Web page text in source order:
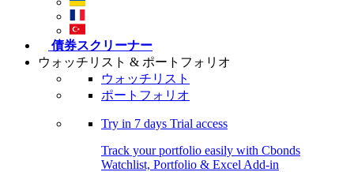
債券スクリーナー
ウォッチリスト & ポートフォリオ
ウォッチリスト
ポートフォリオ
Try in 7 days Trial access
Track your portfolio easily with Cbonds
Watchlist, Portfolio & Excel Add-in